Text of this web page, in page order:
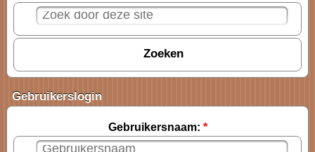
Gebruikerslogin
Gebruikersnaam: *